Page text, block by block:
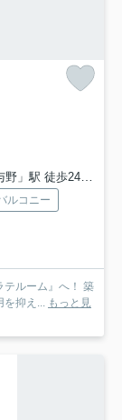
」駅 徒歩24分
ルコニー
テルーム』へ！ 築
を抑え... もっと見